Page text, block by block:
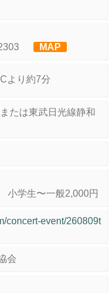
MAP
より約7分
たは東武日光線静和
学生〜一般2,000円
concert-event/260809t
会